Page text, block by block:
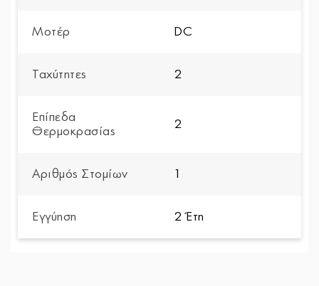
Μοτέρ DC
Ταχύτητες 2
Επίπεδα
Θερμοκρασίας
2
Αριθμός Στομίων 1
Εγγύηση 2 Έτη